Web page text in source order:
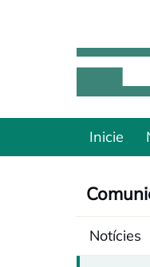
Inicie
Notícies